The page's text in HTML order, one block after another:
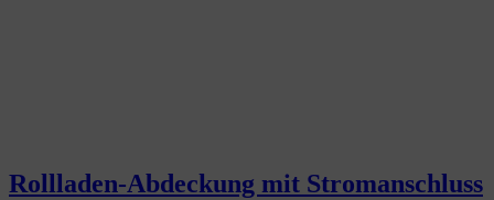
Rollladen-Abdeckung mit Stromanschluss